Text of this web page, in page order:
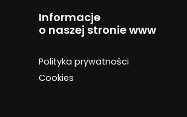
Informacje
o naszej stronie www
Polityka prywatności
Cookies